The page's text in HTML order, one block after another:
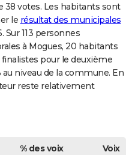
38 votes. Les habitants sont
le résultat des municipales
Sur 113 personnes
à Mogues, 20 habitants
pour le deuxième
niveau de la commune. En
reste relativement
% des voix
Voix